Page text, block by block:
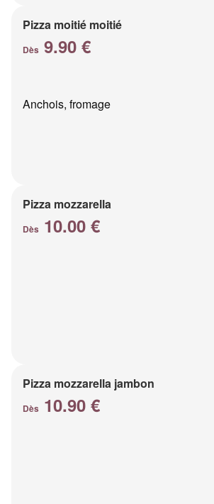
Pizza moitié moitié
Dès 9.90 €
Anchois, fromage
Pizza mozzarella
Dès 10.00 €
Pizza mozzarella jambon
Dès 10.90 €